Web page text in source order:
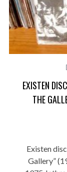
EXISTEN
THE
Existen
Gallery”